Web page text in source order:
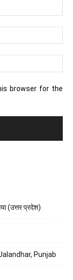
browser for the
(उत्तर प्रदेश)
Punjab